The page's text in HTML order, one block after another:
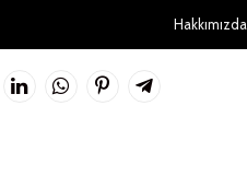
Hakkımızda
LinkedInWhatsAppPinterest'in
Telgraf